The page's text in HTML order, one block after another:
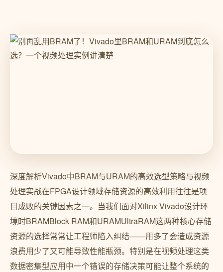
深度解析Vivado中BRAM与URAM的高效选型策略与视频
处理实战在FPGA设计领域存储资源的高效利用往往是项
目成败的关键因素之一。当我们面对Xilinx Vivado设计环
境时BRAMBlock RAM和URAMUltraRAM这两种核心存储
资源的选择常常让工程师陷入纠结——用多了会造成资源
浪费用少了又可能导致性能瓶颈。特别是在视频处理这类
数据密集型应用中一个错误的存储决策可能让整个系统的